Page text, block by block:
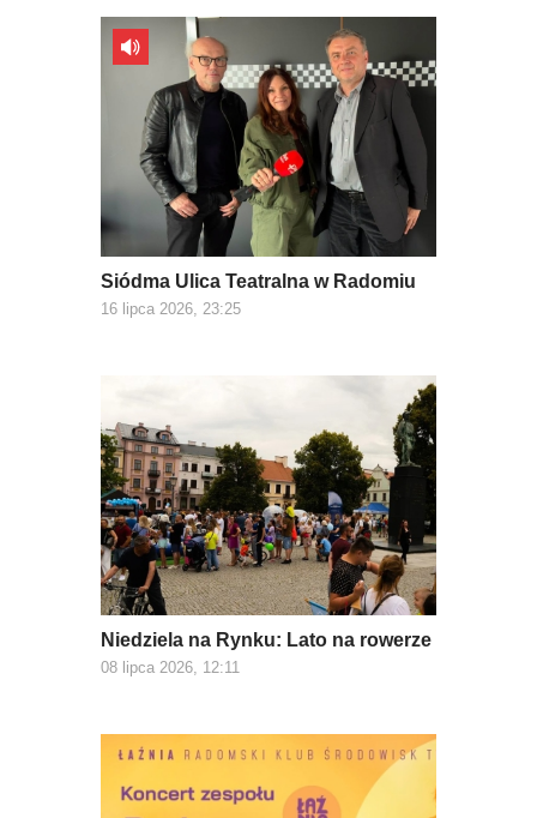
Siódma Ulica Teatralna w Radomiu
16 lipca 2026, 23:25
Niedziela na Rynku: Lato na rowerze
08 lipca 2026, 12:11